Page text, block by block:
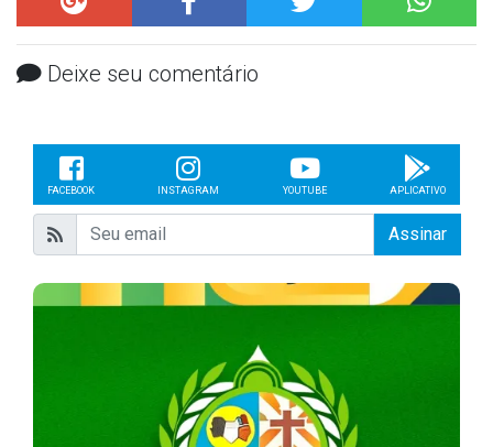
Deixe seu comentário
FACEBOOK INSTAGRAM YOUTUBE APLICATIVO
Assinar